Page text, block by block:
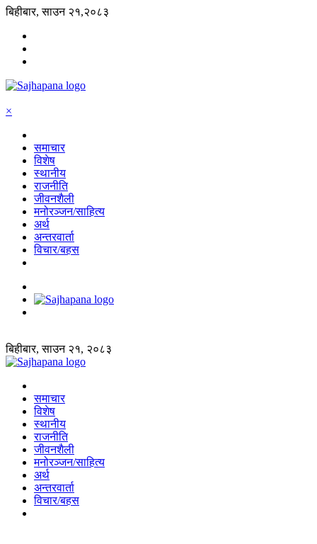
बिहीबार, साउन २१,२०८३
×
समाचार
विशेष
स्थानीय
राजनीति
जीवनशैली
मनोरञ्जन/साहित्य
अर्थ
अन्तरवार्ता
विचार/बहस
बिहीबार, साउन २१, २०८३
समाचार
विशेष
स्थानीय
राजनीति
जीवनशैली
मनोरञ्जन/साहित्य
अर्थ
अन्तरवार्ता
विचार/बहस